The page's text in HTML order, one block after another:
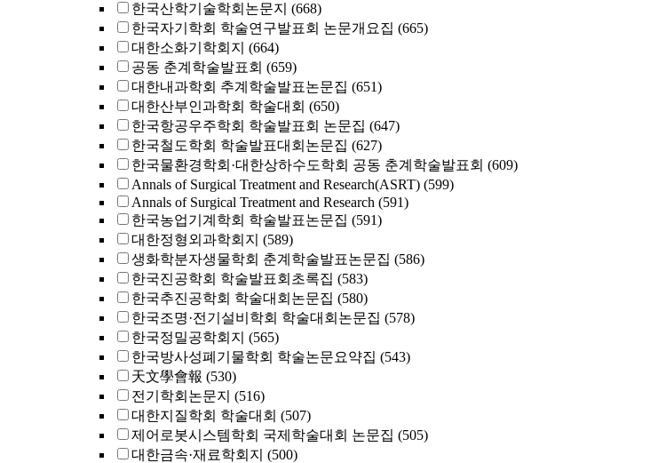
한국산학기술학회논문지 (668)
한국자기학회 학술연구발표회 논문개요집 (665)
대한소화기학회지 (664)
공동 춘계학술발표회 (659)
대한내과학회 추계학술발표논문집 (651)
대한산부인과학회 학술대회 (650)
한국항공우주학회 학술발표회 논문집 (647)
한국철도학회 학술발표대회논문집 (627)
한국물환경학회·대한상하수도학회 공동 춘계학술발표회 (609)
Annals of Surgical Treatment and Research(ASRT) (599)
Annals of Surgical Treatment and Research (591)
한국농업기계학회 학술발표논문집 (591)
대한정형외과학회지 (589)
생화학분자생물학회 춘계학술발표논문집 (586)
한국진공학회 학술발표회초록집 (583)
한국추진공학회 학술대회논문집 (580)
한국조명·전기설비학회 학술대회논문집 (578)
한국정밀공학회지 (565)
한국방사성폐기물학회 학술논문요약집 (543)
天文學會報 (530)
전기학회논문지 (516)
대한지질학회 학술대회 (507)
제어로봇시스템학회 국제학술대회 논문집 (505)
대한금속·재료학회지 (500)